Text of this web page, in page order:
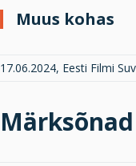
Muus kohas
17.06.2024, Eesti Filmi
Märksõnad